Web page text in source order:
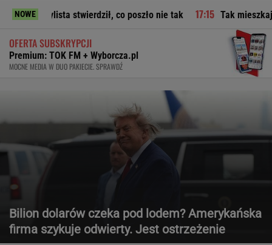
NOWE co poszło nie tak Tak mieszkają Malinowska i
OFERTA SUBSKRYPCJI
Premium: TOK FM + Wyborcza.pl
MOCNE MEDIA W DUO PAKIECIE. SPRAWDŹ
Bilion dolarów czeka pod lodem? Amerykańska
firma szykuje odwierty. Jest ostrzeżenie